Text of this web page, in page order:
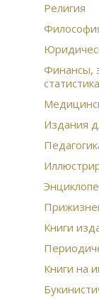
Религия
Финансы,
статистика
Издания
Книги
Книги на